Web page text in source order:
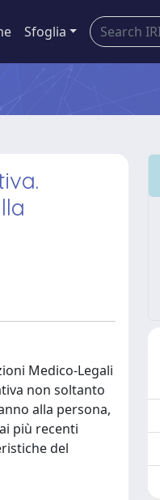
Sfoglia
Medico-Legali
non soltanto
alla persona,
più recenti
del